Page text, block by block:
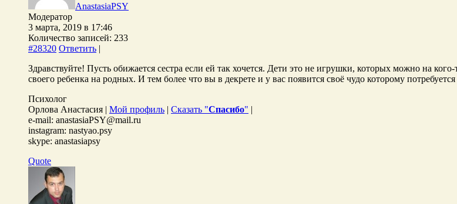
AnastasiaPSY
Модератор
3 марта, 2019 в 17:46
Количество записей: 233
#28320 Ответить |
Здравствуйте! Пусть обижается сестра если ей так хочется. Дети это не игрушки, которых можно на
своего ребенка на родных. И тем более что вы в декрете и у вас появится своё чудо которому
Психолог
Орлова Анастасия | Мой профиль | Сказать "Спасибо" |
e-mail: anastasiaPSY@mail.ru
instagram: nastyao.psy
skype: anastasiapsy
Quote